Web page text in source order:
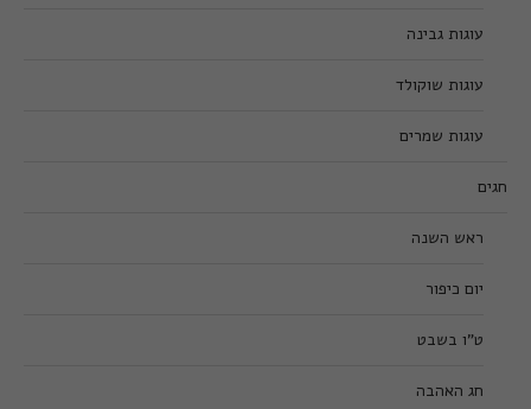
עוגות גבינה
עוגות שוקולד
עוגות שמרים
חגים
ראש השנה
יום כיפור
ט”ו בשבט
חג האהבה